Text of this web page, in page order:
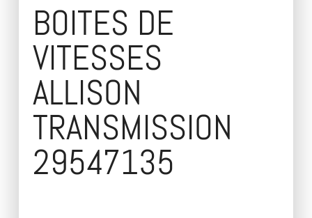
BOITES DE
VITESSES
ALLISON
TRANSMISSION
29547135